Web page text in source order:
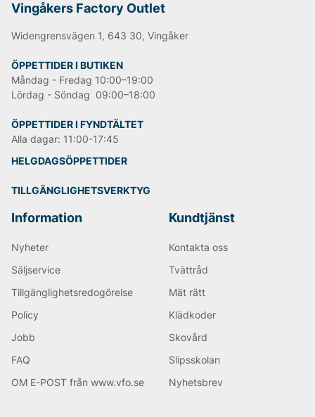
Vingåkers Factory Outlet
Widengrensvägen 1, 643 30, Vingåker
ÖPPETTIDER I BUTIKEN
Måndag - Fredag 10:00–19:00
Lördag - Söndag 09:00–18:00
ÖPPETTIDER I FYNDTÄLTET
Alla dagar: 11:00-17:45
HELGDAGSÖPPETTIDER
TILLGÄNGLIGHETSVERKTYG
Information
Nyheter
Säljservice
Tillgänglighetsredogörelse
Policy
Jobb
FAQ
OM E-POST från www.vfo.se
Kundtjänst
Kontakta oss
Tvättråd
Mät rätt
Klädkoder
Skovård
Slipsskolan
Nyhetsbrev